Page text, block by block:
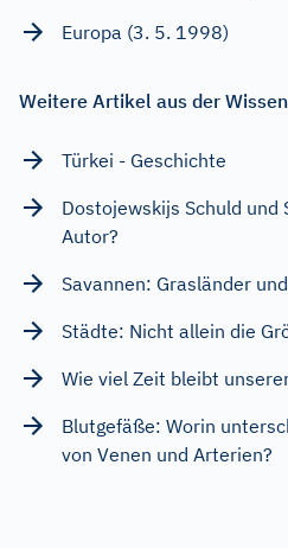
Europa (3. 5. 1998)
Weitere Artikel aus der
Türkei - Geschichte
Dostojewskijs Schuld und
Autor?
Savannen: Grasländer
Städte: Nicht allein die
Wie viel Zeit bleibt
Blutgefäße: Worin
von Venen und Arterien?